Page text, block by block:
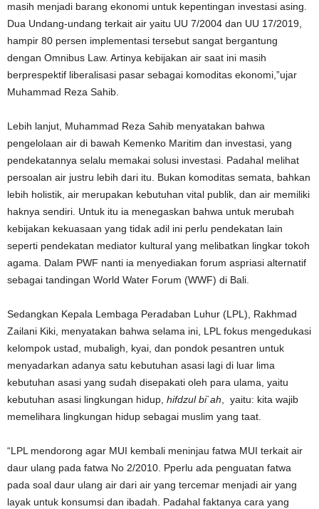
masih menjadi barang ekonomi untuk kepentingan investasi asing.
Dua Undang-undang terkait air yaitu UU 7/2004 dan UU 17/2019,
hampir 80 persen implementasi tersebut sangat bergantung
dengan Omnibus Law. Artinya kebijakan air saat ini masih
berprespektif liberalisasi pasar sebagai komoditas ekonomi,”ujar
Muhammad Reza Sahib.
Lebih lanjut, Muhammad Reza Sahib menyatakan bahwa
pengelolaan air di bawah Kemenko Maritim dan investasi, yang
pendekatannya selalu memakai solusi investasi. Padahal melihat
persoalan air justru lebih dari itu. Bukan komoditas semata, bahkan
lebih holistik, air merupakan kebutuhan vital publik, dan air memiliki
haknya sendiri. Untuk itu ia menegaskan bahwa untuk merubah
kebijakan kekuasaan yang tidak adil ini perlu pendekatan lain
seperti pendekatan mediator kultural yang melibatkan lingkar tokoh
agama. Dalam PWF nanti ia menyediakan forum aspriasi alternatif
sebagai tandingan World Water Forum (WWF) di Bali.
Sedangkan Kepala Lembaga Peradaban Luhur (LPL), Rakhmad
Zailani Kiki, menyatakan bahwa selama ini, LPL fokus mengedukasi
kelompok ustad, mubaligh, kyai, dan pondok pesantren untuk
menyadarkan adanya satu kebutuhan asasi lagi di luar lima
kebutuhan asasi yang sudah disepakati oleh para ulama, yaitu
kebutuhan asasi lingkungan hidup, hifdzul bi`ah , yaitu: kita wajib
memelihara lingkungan hidup sebagai muslim yang taat.
“LPL mendorong agar MUI kembali meninjau fatwa MUI terkait air
daur ulang pada fatwa No 2/2010. Pperlu ada penguatan fatwa
pada soal daur ulang air dari air yang tercemar menjadi air yang
layak untuk konsumsi dan ibadah. Padahal faktanya cara yang